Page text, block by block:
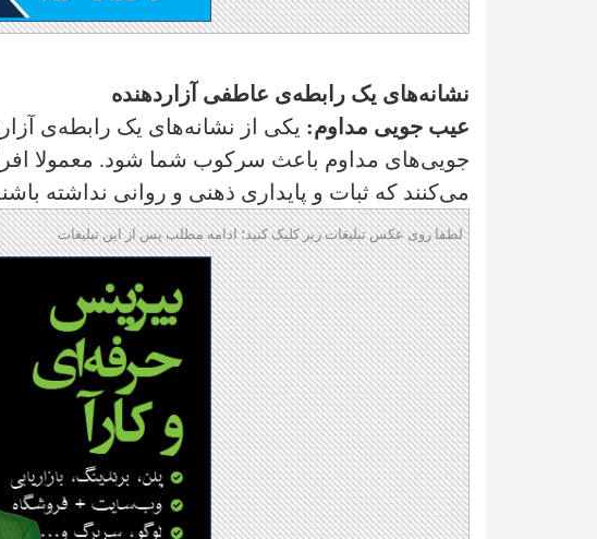
نشانه‌های یک رابطه‌ی عاطفی آزار‌دهنده
عیب جویی مداوم: یکی از نشانه‌های یک رابطه‌ی
جویی‌های مداوم باعث سرکوب شما شود. معمولا
می‌کنند که ثبات و پایداری ذهنی و روانی نداشته
لطفا روی عکس تبلیغات زیر کلیک کنید؛ ادامه مطلب پس از این تبلیغات